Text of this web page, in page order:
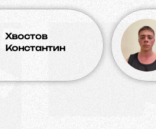
Хвостов
Константин